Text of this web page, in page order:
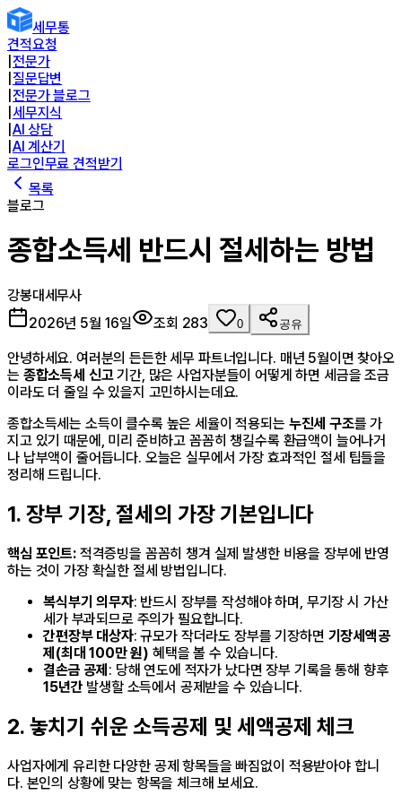
세무통
견적요청
전문가
질문답변
전문가 블로그
세무지식
AI 상담
AI 계산기
로그인무료 견적받기
목록
블로그
종합소득세 반드시 절세하는 방법
강봉대세무사
2026년 5월 16일
조회 283 0 공유
안녕하세요. 여러분의 든든한 세무 파트너입니다. 매년 5월이면 찾아오
는 종합소득세 신고기간, 많은 사업자분들이 어떻게 하면 세금을 조금
이라도 더 줄일 수 있을지 고민하시는데요.
종합소득세는 소득이 클수록 높은 세율이 적용되는 누진세 구조를 가
지고 있기 때문에, 미리 준비하고 꼼꼼히 챙길수록 환급액이 늘어나거
나 납부액이 줄어듭니다. 오늘은 실무에서 가장 효과적인 절세 팁들을
정리해 드립니다.
1. 장부 기장, 절세의 가장 기본입니다
핵심 포인트: 적격증빙을 꼼꼼히 챙겨 실제 발생한 비용을 장부에 반영
하는 것이 가장 확실한 절세 방법입니다.
복식부기 의무자: 반드시 장부를 작성해야 하며, 무기장 시 가산
세가 부과되므로 주의가 필요합니다.
간편장부 대상자: 규모가 작더라도 장부를 기장하면 기장세액공
제(최대 100만 원) 혜택을 볼 수 있습니다.
결손금 공제 : 당해 연도에 적자가 났다면 장부 기록을 통해 향후
15년간 발생할 소득에서 공제받을 수 있습니다.
2. 놓치기 쉬운 소득공제 및 세액공제 체크
사업자에게 유리한 다양한 공제 항목들을 빠짐없이 적용받아야 합니
다. 본인의 상황에 맞는 항목을 체크해 보세요.